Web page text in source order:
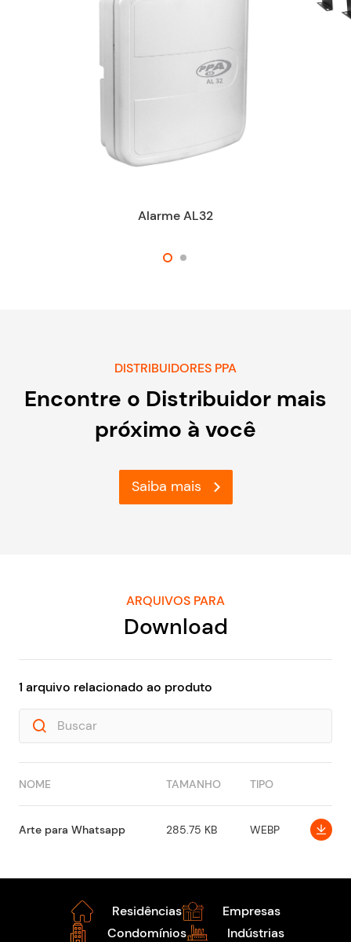
Alarme AL32
DISTRIBUIDORES PPA
Encontre o Distribuidor mais
próximo à você
Saiba mais
ARQUIVOS PARA
Download
1 arquivo relacionado ao produto
NOME TAMANHO TIPO
Arte para Whatsapp 285.75 KB WEBP
Residências
Empresas
Condomínios
Indústrias